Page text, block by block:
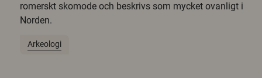
romerskt skomode och beskrivs som mycket ovanligt i
Norden.
Arkeologi